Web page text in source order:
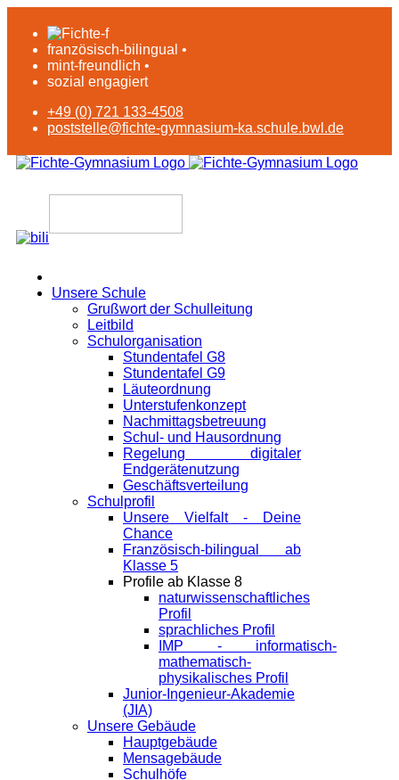
französisch-bilingual •
mint-freundlich •
sozial engagiert
+49 (0) 721 133-4508
poststelle@fichte-gymnasium-ka.schule.bwl.de
Unsere Schule
Grußwort der Schulleitung
Leitbild
Schulorganisation
Stundentafel G8
Stundentafel G9
Läuteordnung
Unterstufenkonzept
Nachmittagsbetreuung
Schul- und Hausordnung
Regelung digitaler
Endgeräte­nutzung
Geschäftsverteilung
Schulprofil
Unsere Vielfalt - Deine
Chance
Französisch-bilingual ab
Klasse 5
Profile ab Klasse 8
naturwissenschaftliches
Profil
sprachliches Profil
IMP - informatisch-
mathematisch-
physikalisches Profil
Junior-Ingenieur-Akademie
(JIA)
Unsere Gebäude
Hauptgebäude
Mensagebäude
Schulhöfe